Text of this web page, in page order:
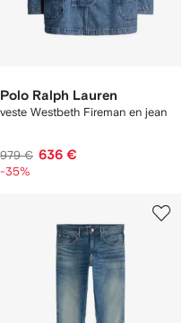
Polo Ralph Lauren
veste Westbeth Fireman en jean
979 € 636 €
-35%